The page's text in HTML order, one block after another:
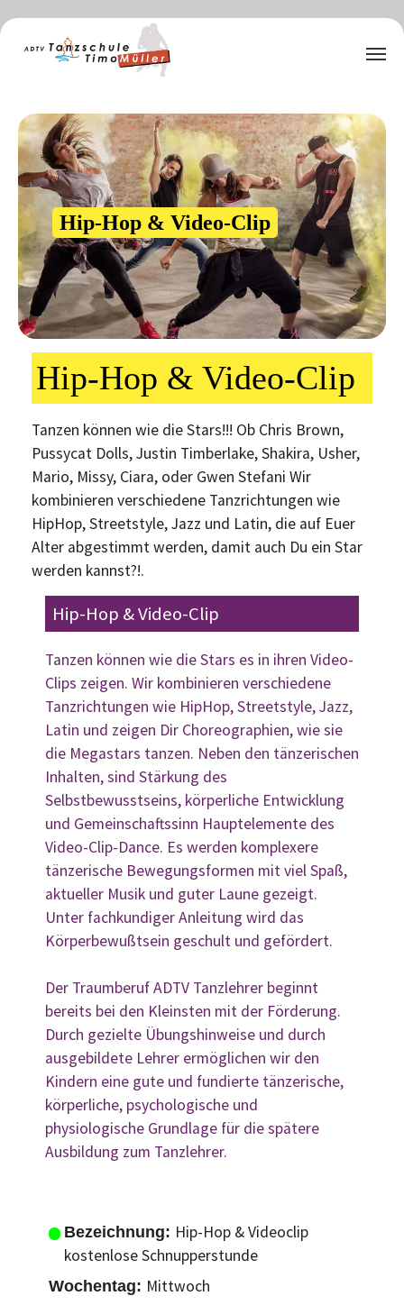
Hip-Hop & Video-Clip
Hip-Hop & Video-Clip
Tanzen können wie die Stars!!! Ob Chris Brown,
Pussycat Dolls, Justin Timberlake, Shakira, Usher,
Mario, Missy, Ciara, oder Gwen Stefani Wir
kombinieren verschiedene Tanzrichtungen wie
HipHop, Streetstyle, Jazz und Latin, die auf Euer
Alter abgestimmt werden, damit auch Du ein Star
werden kannst?!.
Hip-Hop & Video-Clip
Tanzen können wie die Stars es in ihren Video-
Clips zeigen. Wir kombinieren verschiedene
Tanzrichtungen wie HipHop, Streetstyle, Jazz,
Latin und zeigen Dir Choreographien, wie sie
die Megastars tanzen. Neben den tänzerischen
Inhalten, sind Stärkung des
Selbstbewusstseins, körperliche Entwicklung
und Gemeinschaftssinn Hauptelemente des
Video-Clip-Dance. Es werden komplexere
tänzerische Bewegungsformen mit viel Spaß,
aktueller Musik und guter Laune gezeigt.
Unter fachkundiger Anleitung wird das
Körperbewußtsein geschult und gefördert.
Der Traumberuf ADTV Tanzlehrer beginnt
bereits bei den Kleinsten mit der Förderung.
Durch gezielte Übungshinweise und durch
ausgebildete Lehrer ermöglichen wir den
Kindern eine gute und fundierte tänzerische,
körperliche, psychologische und
physiologische Grundlage für die spätere
Ausbildung zum Tanzlehrer.
Hip-Hop & Videoclip
kostenlose Schnupperstunde
Mittwoch